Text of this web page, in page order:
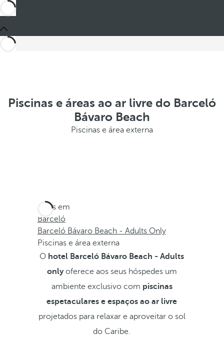
Piscinas e áreas ao ar livre do Barceló
Bávaro Beach
Piscinas e área externa
Estes em
Barceló
Barceló Bávaro Beach - Adults Only
Piscinas e área externa
O hotel Barceló Bávaro Beach - Adults
onlyoferece aos seus hóspedes um
ambiente exclusivo com piscinas
espetaculares e espaços ao ar livre
projetados para relaxar e aproveitar o sol
do Caribe.